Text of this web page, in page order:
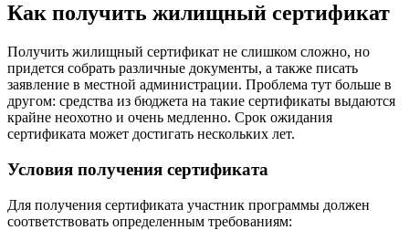
Как получить жилищный сертификат
Получить жилищный сертификат не слишком сложно, но
придется собрать различные документы, а также писать
заявление в местной администрации. Проблема тут больше в
другом: средства из бюджета на такие сертификаты выдаются
крайне неохотно и очень медленно. Срок ожидания
сертификата может достигать нескольких лет.
Условия получения сертификата
Для получения сертификата участник программы должен
соответствовать определенным требованиям: